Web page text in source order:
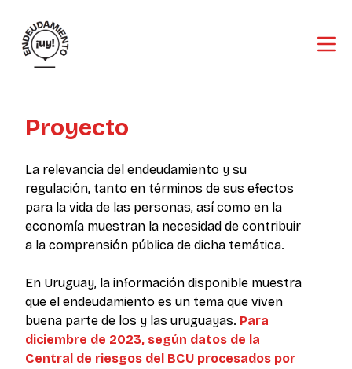
Proyecto
La relevancia del endeudamiento y su
regulación, tanto en términos de sus efectos
para la vida de las personas, así como en la
economía muestran la necesidad de contribuir
a la comprensión pública de dicha temática.
En Uruguay, la información disponible muestra
que el endeudamiento es un tema que viven
buena parte de los y las uruguayas. Para
diciembre de 2023, según datos de la
Central de riesgos del BCU procesados por